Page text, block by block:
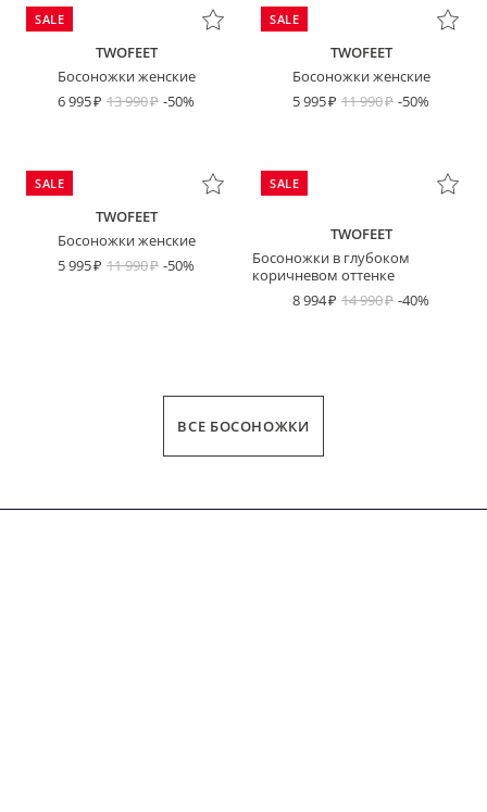
SALE
TWOFEET
Босоножки женские
6 995
13 990 -50%
SALE
TWOFEET
Босоножки женские
5 995
11 990 -50%
SALE
TWOFEET
Босоножки женские
5 995
11 990 -50%
SALE
TWOFEET
Босоножки в глубоком
коричневом оттенке
8 994
14 990 -40%
ВСЕ БОСОНОЖКИ